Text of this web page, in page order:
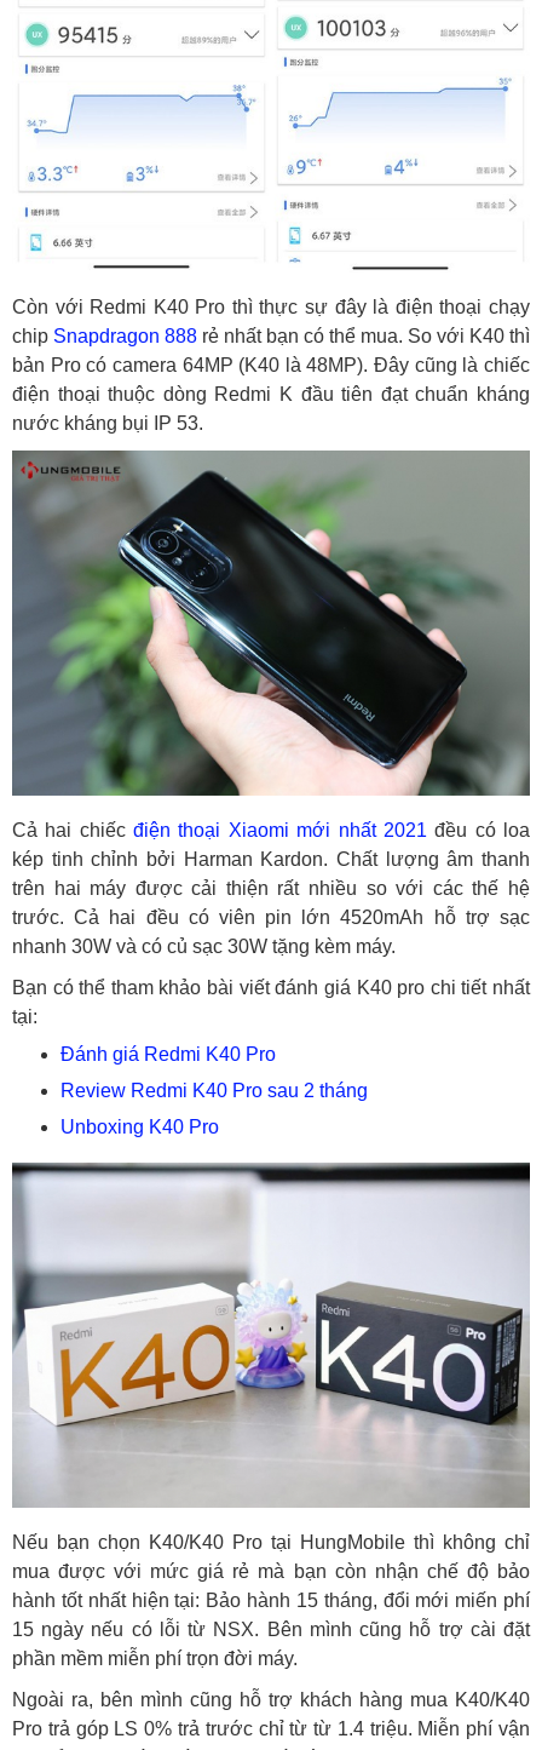
Còn với Redmi K40 Pro thì thực sự đây là điện thoại chạy
chip Snapdragon 888 rẻ nhất bạn có thể mua. So với K40 thì
bản Pro có camera 64MP (K40 là 48MP). Đây cũng là chiếc
điện thoại thuộc dòng Redmi K đầu tiên đạt chuẩn kháng
nước kháng bụi IP 53.
Cả hai chiếcđiện thoại Xiaomi mới nhất 2021 đều có loa
kép tinh chỉnh bởi Harman Kardon. Chất lượng âm thanh
trên hai máy được cải thiện rất nhiều so với các thế hệ
trước. Cả hai đều có viên pin lớn 4520mAh hỗ trợ sạc
nhanh 30W và có củ sạc 30W tặng kèm máy.
Bạn có thể tham khảo bài viết đánh giá K40 pro chi tiết nhất
tại:
Đánh giá Redmi K40 Pro
Review Redmi K40 Pro sau 2 tháng
Unboxing K40 Pro
Nếu bạn chọn K40/K40 Pro tại HungMobile thì không chỉ
mua được với mức giá rẻ mà bạn còn nhận chế độ bảo
hành tốt nhất hiện tại: Bảo hành 15 tháng, đổi mới miến phí
15 ngày nếu có lỗi từ NSX. Bên mình cũng hỗ trợ cài đặt
phần mềm miễn phí trọn đời máy.
Ngoài ra, bên mình cũng hỗ trợ khách hàng mua K40/K40
Pro trả góp LS 0% trả trước chỉ từ từ 1.4 triệu. Miễn phí vận